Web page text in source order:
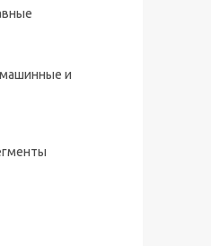
конуса (тип А)
Р6М5 с
(тип В)
и